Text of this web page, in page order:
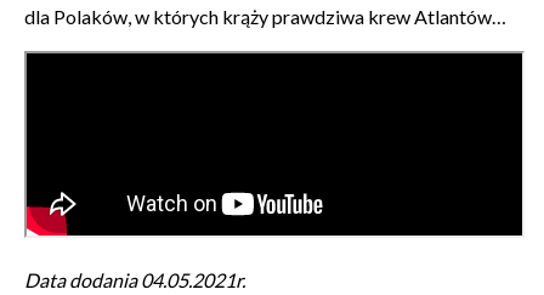
dla Polaków, w których krąży prawdziwa krew Atlantów…
Data dodania 04.05.2021r.